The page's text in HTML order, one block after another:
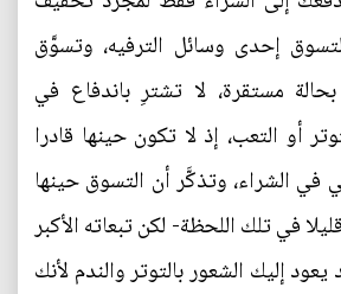
إحدى وسائل الترفيه، وتسوَّق
مستقرة، لا تشترِ باندفاع في
أو التعب، إذ لا تكون حينها قادرا
في الشراء، وتذكَّر أن التسوق حينها
في تلك اللحظة- لكن تبعاته الأكبر
إليك الشعور بالتوتر والندم لأنك